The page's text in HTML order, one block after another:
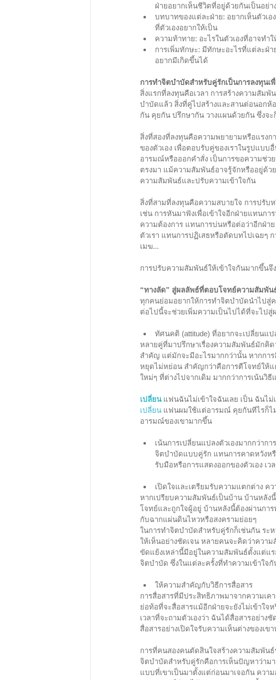
ฝ่ายอยากเห็นชีวิตที่อยู่ด้วยกันเป็นอย่า
บทบาทของแต่ละฝ่าย: อยากเห็นตัวเ
ที่ตัวเองอยากให้เป็น
ความท้าทาย: อะไรในตัวเองที่อาจท
การเพิ่มทักษะ: มีทักษะอะไรที่แต่ละฝ่
อยากมีเกิดขึ้นได้
การทำจิตบำบัดสำหรับคู่รักเป็นการลงทุน
สิ่งแรกที่ลงทุนคือเวลา การสร้างความสัมพั
บำบัดแล้ว สิ่งที่คู่ไปสร้างและสานต่อนอกห้
กัน คุยกัน ปรึกษากัน วางแผนด้วยกัน ซึ่งจะ
สิ่งที่สองที่ลงทุนคือความพยายามหรือแรงก
ของตัวเอง เพื่อตอบรับคู่ของเราในรูปแบ
อารมณ์หรือออกคำสั่ง เป็นการขอความช่ว
ตรงมา แม้ความสัมพันธ์อาจรู้จักหรืออยู่ด้ว
ความสัมพันธ์และปรับความเข้าใจกัน
สิ่งที่สามที่ลงทุนคือความสบายใจ การปรับห
เช่น การหันมาฟังเพื่อเข้าใจอีกฝ่ายแทนกา
ความต้องการ แทนการบ่นหรือต่อว่าอีกฝ่า
ตัวเรา แทนการปฏิเสธหรือตัดบทไปเฉยๆ
เมฆ...
การปรับความสัมพันธ์ให้เข้าใจกันมากขึ้นจึ
“ทางลัด” สู่ผลลัพธ์ที่ตอบโจทย์ความสัมพัน
ทุกคนย่อมอยากให้การทำจิตบำบัดนำไปสู่
ต่อไปนี้จะช่วยเพิ่มความเป็นไปได้ที่จะไป
ทัศนคติ (attitude) ที่อยากจะเปลี่ยนแ
หลายคู่ที่มาปรึกษาเรื่องความสัมพันธ์มักคิด
สำคัญ แต่มักจะมีอะไรมากกว่านั้น หากกา
หยุดไม่หย่อน สำคัญกว่าคือการตีโจทย์ให้แ
ใหม่ๆ ที่ต่างไปจากเดิม มากกว่าการเน้นวิ
เปลี่ยน แฟนฉันไม่เข้าใจฉันเลย เป็น ฉันไม่
เปลี่ยน แฟนผมใช้แต่อารมณ์ คุยกันทีไรก็ไ
อารมณ์ของเขามากขึ้น
เน้นการเปลี่ยนแปลงตัวเองมากกว่าก
จิตบำบัดแบบคู่รัก แทนการคาดหวังหรื
รับมือหรือการแสดงออกของตัวเอง เ
เปิดใจและเตรียมรับความแตกต่าง ค
หากเปรียบความสัมพันธ์เป็นบ้าน บ้านหลัง
โจทย์และถูกใจผู้อยู่ บ้านหลังนี้ต้องผ่านกา
กับฉากแผ่นดินไหวหรือสงครามย่อยๆ
ในการทำจิตบำบัดสำหรับคู่รักก็เช่นกัน ระ
ให้เห็นอย่างชัดเจน หลายคนจะคิดว่าควา
ขัดแย้งเหล่านี้มีอยู่ในความสัมพันธ์ตั้งแต่แร
จิตบำบัด ซึ่งในแต่ละครั้งที่ทำความเข้าใจ
ให้ความสำคัญกับวิธีการสื่อสาร
การสื่อสารที่มีประสิทธิภาพมาจากความเค
ย่อท้อที่จะสื่อสารแม้อีกฝ่ายจะยังไม่เข้าใจ
เวลาที่จะถามตัวเองว่า ฉันได้สื่อสารอย่า
สื่อสารอย่างเปิดใจรับความเห็นต่างของเข
การที่คนสองคนตัดสินใจสร้างความสัมพันธ์
จิตบำบัดสำหรับคู่รักคือการเห็นปัญหาว่าม
แบบที่เขาเป็นมาตั้งแต่ก่อนมาเจอกัน ควา